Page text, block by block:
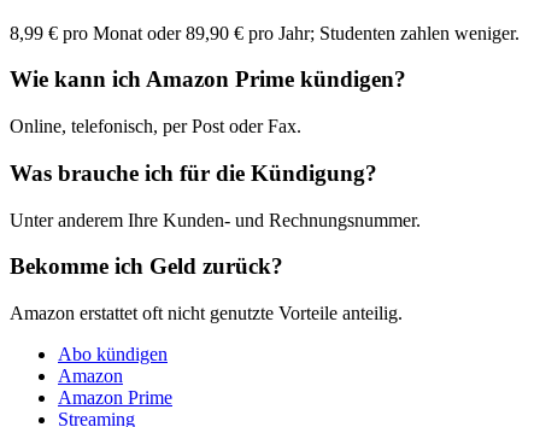
8,99 € pro Monat oder 89,90 € pro Jahr; Studenten zahlen weniger.
Wie kann ich Amazon Prime kündigen?
Online, telefonisch, per Post oder Fax.
Was brauche ich für die Kündigung?
Unter anderem Ihre Kunden- und Rechnungsnummer.
Bekomme ich Geld zurück?
Amazon erstattet oft nicht genutzte Vorteile anteilig.
Abo kündigen
Amazon
Amazon Prime
Streaming